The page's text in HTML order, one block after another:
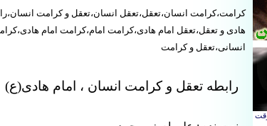
رابطه تعقل و کرامت انسان ، امام هادی(ع)
کرامت،کرامت انسان،تعقل،تعقل انسان،تعقل و کرامت
هادی و تعقل،تعقل امام هادی،کرامت امام،کرامت امام
انسانی،تعقل و کرامت